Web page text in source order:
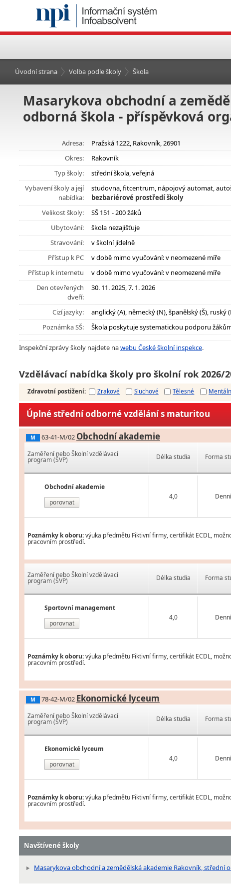
Úvodní strana Volba podle školy Škola
Masarykova obchodní a
odborná škola - příspěvková
Adresa:
Pražská 1222, Rakovník, 26901
Okres:
Rakovník
Typ školy:
střední škola, veřejná
Vybavení školy a její
nabídka:
studovna, fitcentrum, nápojový automat,
bezbariérové prostředí školy
Velikost školy:
SŠ 151 - 200 žáků
Ubytování:
škola nezajišťuje
Stravování:
v školní jídelně
Přístup k PC
v době mimo vyučování: v neomezené míře
Přístup k internetu
v době mimo vyučování: v neomezené míře
Den otevřených
dveří:
30. 11. 2025, 7. 1. 2026
Cizí jazyky:
anglický (A), německý (N), španělský (Š), ruský
Poznámka SŠ:
Škola poskytuje systematickou podporu
Inspekční zprávy školy najdete nawebu České školní inspekce.
Vzdělávací nabídka školy pro školní rok 2026/
Zdravotní postižení: Zrakové Sluchové Tělesné
Úplné střední odborné vzdělání s maturitou
M 63-41-M/02 Obchodní akademie
Zaměření nebo Školní vzdělávací
program (ŠVP)
Obchodní akademie
porovnat
Délka studia Forma
4,0 Denní
Poznámky k oboru:výuka předmětu Fiktivní firmy, certifikát ECDL,
pracovním prostředí.
Zaměření nebo Školní vzdělávací
program (ŠVP)
Sportovní management
porovnat
Délka studia Forma
4,0 Denní
Poznámky k oboru:výuka předmětu Fiktivní firmy, certifikát ECDL,
pracovním prostředí.
M 78-42-M/02 Ekonomické lyceum
Zaměření nebo Školní vzdělávací
program (ŠVP)
Ekonomické lyceum
porovnat
Délka studia Forma
4,0 Denní
Poznámky k oboru:výuka předmětu Fiktivní firmy, certifikát ECDL,
pracovním prostředí.
Navštívené školy
Masarykova obchodní a zemědělská akademie Rakovník, střední